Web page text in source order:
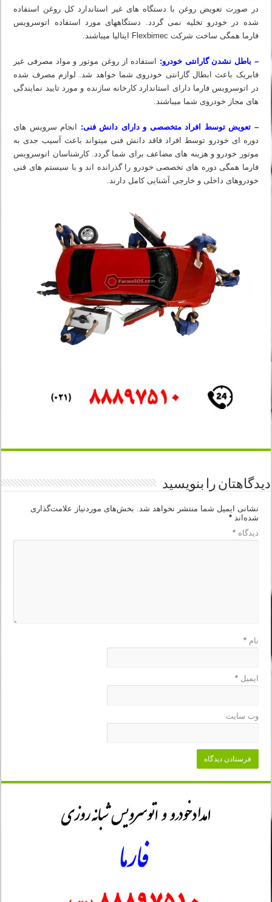
در صورت تعویض روغن با دستگاه های غیر استاندارد کل روغن استفاده
شده در خودرو تخلیه نمی گردد. دستگاه‏های مورد استفاده اتوسرویس
فارما همگی ساخت شرکت Flexbimec ایتالیا میباشند.
– باطل نشدن گارانتی خودرو: استفاده از روغن موتور و مواد مصرفی غیر
فابریک باعث ابطال گارانتی خودروی شما خواهد شد. لوازم مصرف شده
در اتوسرویس فارما دارای استاندارد کارخانه سازنده و مورد تایید نمایندگی
های مجاز خودروی شما میباشند.
– تعویض توسط افراد متخصصی و دارای دانش فنی: انجام سرویس های
دوره ای خودرو توسط افراد فاقد دانش فنی میتواند باعث آسیب جدی به
موتور خودرو و هزینه های مضاعف برای شما گردد. کارشناسان اتوسرویس
فارما همگی دوره های تخصصی خودرو را گذرانده اند و با سیستم های فنی
خودروهای داخلی و خارجی آشنایی کامل دارند.
دیدگاهتان را بنویسید
نشانی ایمیل شما منتشر نخواهد شد. بخش‌های موردنیاز علامت‌گذاری
شده‌اند*
دیدگاه*
نام*
ایمیل*
وب‌ سایت